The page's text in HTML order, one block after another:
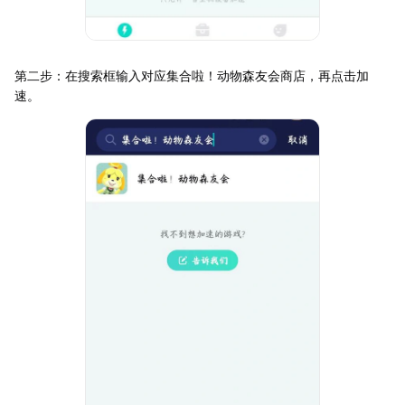
第二步：在搜索框输入对应集合啦！动物森友会商店，再点击加
速。